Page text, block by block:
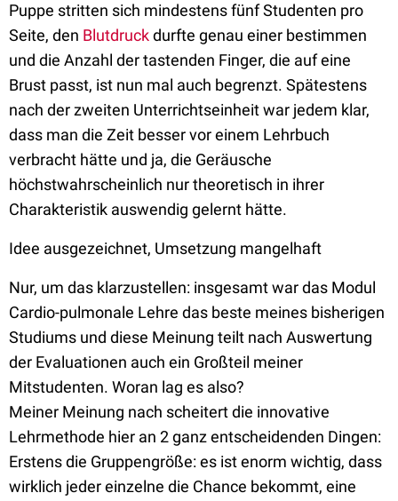
Puppe stritten sich mindestens fünf Studenten pro
Seite, den Blutdruckdurfte genau einer bestimmen
und die Anzahl der tastenden Finger, die auf eine
Brust passt, ist nun mal auch begrenzt. Spätestens
nach der zweiten Unterrichtseinheit war jedem klar,
dass man die Zeit besser vor einem Lehrbuch
verbracht hätte und ja, die Geräusche
höchstwahrscheinlich nur theoretisch in ihrer
Charakteristik auswendig gelernt hätte.
Idee ausgezeichnet, Umsetzung mangelhaft
Nur, um das klarzustellen: insgesamt war das Modul
Cardio-pulmonale Lehre das beste meines bisherigen
Studiums und diese Meinung teilt nach Auswertung
der Evaluationen auch ein Großteil meiner
Mitstudenten. Woran lag es also?
Meiner Meinung nach scheitert die innovative
Lehrmethode hier an 2 ganz entscheidenden Dingen:
Erstens die Gruppengröße: es ist enorm wichtig, dass
wirklich jeder einzelne die Chance bekommt, eine